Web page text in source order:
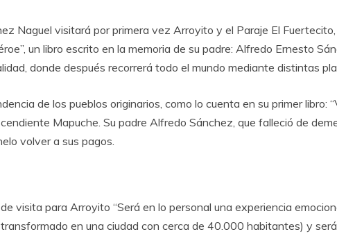
Naguel visitará por primera vez Arroyito y el Paraje El
un libro escrito en la memoria de su padre: Alfredo Ernesto
donde después recorrerá todo el mundo mediante distintas
de los pueblos originarios, como lo cuenta en su primer libro:
Mapuche. Su padre Alfredo Sánchez, que falleció de
volver a sus pagos.
visita para Arroyito “Será en lo personal una experiencia
en una ciudad con cerca de 40.000 habitantes) y